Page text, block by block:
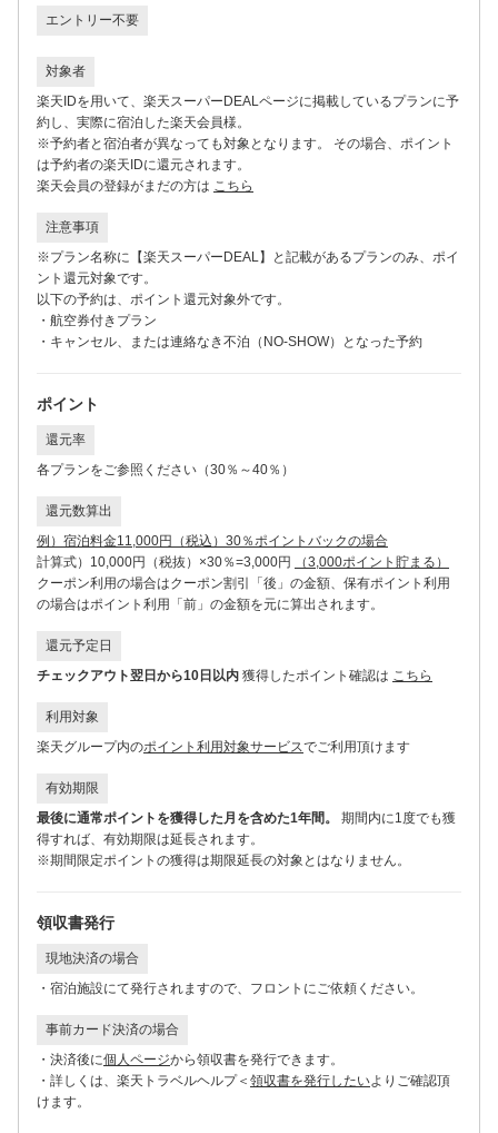
エントリー不要
対象者
楽天IDを用いて、楽天スーパーDEALページに掲載しているプランに予
約し、実際に宿泊した楽天会員様。
※予約者と宿泊者が異なっても対象となります。 その場合、ポイント
は予約者の楽天IDに還元されます。
楽天会員の登録がまだの方は こちら
注意事項
※プラン名称に【楽天スーパーDEAL】と記載があるプランのみ、ポイ
ント還元対象です。
以下の予約は、ポイント還元対象外です。
・航空券付きプラン
・キャンセル、または連絡なき不泊（NO-SHOW）となった予約
ポイント
還元率
各プランをご参照ください（30％～40％）
還元数算出
例）宿泊料金11,000円（税込）30％ポイントバックの場合
計算式）10,000円（税抜）×30％=3,000円
（3,000ポイント貯まる）
クーポン利用の場合はクーポン割引「後」の金額、保有ポイント利用
の場合はポイント利用「前」の金額を元に算出されます。
還元予定日
チェックアウト翌日から10日以内 獲得したポイント確認は こちら
利用対象
楽天グループ内のポイント利用対象サービスでご利用頂けます
有効期限
最後に通常ポイントを獲得した月を含めた1年間。
期間内に1度でも獲
得すれば、有効期限は延長されます。
※期間限定ポイントの獲得は期限延長の対象とはなりません。
領収書発行
現地決済の場合
・宿泊施設にて発行されますので、フロントにご依頼ください。
事前カード決済の場合
・決済後に個人ページから領収書を発行できます。
・詳しくは、楽天トラベルヘルプ＜ 領収書を発行したいよりご確認頂
けます。